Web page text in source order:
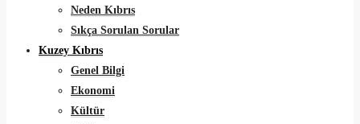
Neden Kıbrıs
Sıkça Sorulan Sorular
Kuzey Kıbrıs
Genel Bilgi
Ekonomi
Kültür